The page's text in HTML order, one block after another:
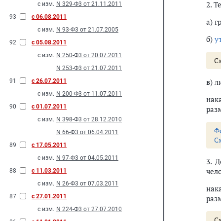
с изм. N 329-Ф3 от 21.11.2011
93
с 06.08.2011
с изм. N 93-Ф3 от 21.07.2005
92
с 05.08.2011
с изм. N 250-Ф3 от 20.07.2011
N 253-Ф3 от 21.07.2011
91
с 26.07.2011
с изм. N 200-Ф3 от 11.07.2011
90
с 01.07.2011
с изм. N 398-Ф3 от 28.12.2010
N 66-Ф3 от 06.04.2011
89
с 17.05.2011
с изм. N 97-Ф3 от 04.05.2011
88
с 11.03.2011
с изм. N 26-Ф3 от 07.03.2011
87
с 27.01.2011
с изм. N 224-Ф3 от 27.07.2010
2.
а)
б)
в)
3.